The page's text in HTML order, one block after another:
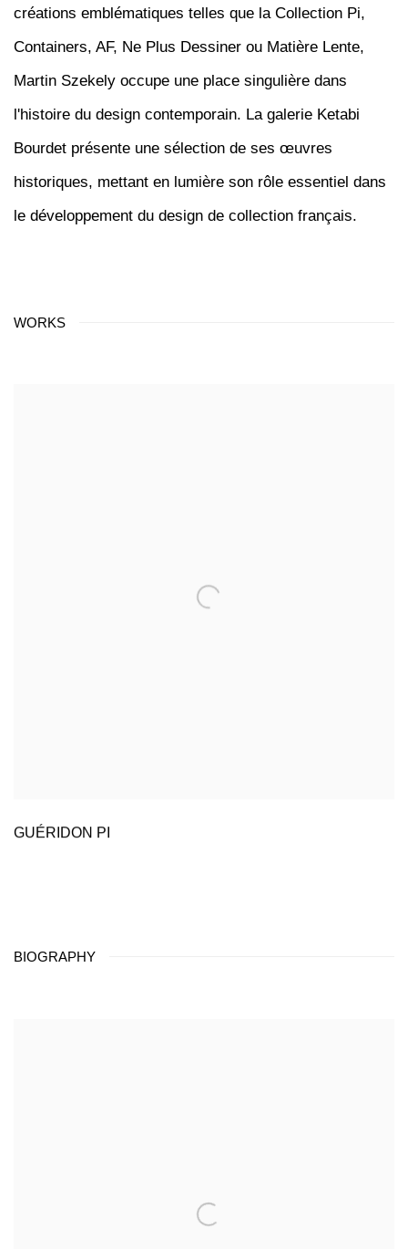
créations emblématiques telles que la Collection Pi,
Containers, AF, Ne Plus Dessiner ou Matière Lente,
Martin Szekely occupe une place singulière dans
l'histoire du design contemporain. La galerie Ketabi
Bourdet présente une sélection de ses œuvres
historiques, mettant en lumière son rôle essentiel dans
le développement du design de collection français.
WORKS
GUÉRIDON PI
BIOGRAPHY